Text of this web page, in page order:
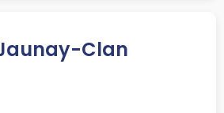
Clan